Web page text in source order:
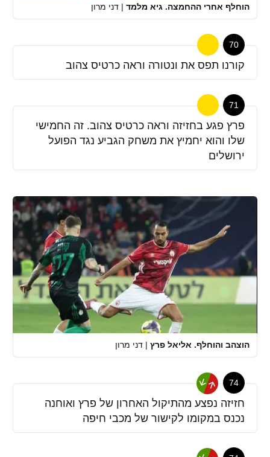
הוחלף אחרי ההחמצה. גיא מלמד | דני מרון
70
קורנו תפס את ונטורה וראה כרטיס צהוב
71
פרץ פגע בחזיזה וראה כרטיס צהוב. זה החמישי
שלו והוא יחמיץ את משחק הגביע נגד הפועל
ירושלים
הוצהב והוחלף. אליאל פרץ | דני מרון
74
חזיזה נפצע מהתיקול האחרון של פרץ ואוחנה
נכנס במקומו לקישור של מכבי חיפה